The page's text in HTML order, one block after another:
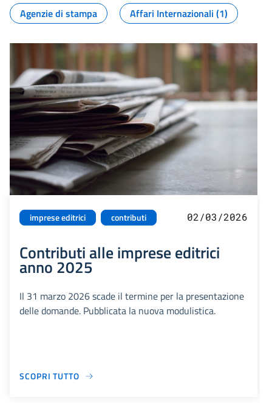
Agenzie di stampa
Affari Internazionali (1)
imprese editrici contributi 02/03/2026
Contributi alle imprese editrici
anno 2025
Il 31 marzo 2026 scade il termine per la presentazione
delle domande. Pubblicata la nuova modulistica.
SCOPRI TUTTO